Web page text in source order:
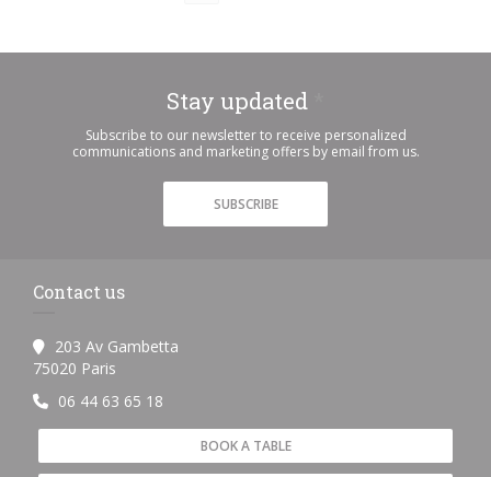
Stay updated
Subscribe to our newsletter to receive personalized
communications and marketing offers by email from us.
SUBSCRIBE
Contact us
203 Av Gambetta
75020 Paris
06 44 63 65 18
BOOK A TABLE